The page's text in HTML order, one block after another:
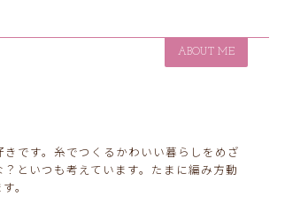
ABOUT ME
です。糸でつくるかわいい暮らしをめざ
といつも考えています。たまに編み方動
。